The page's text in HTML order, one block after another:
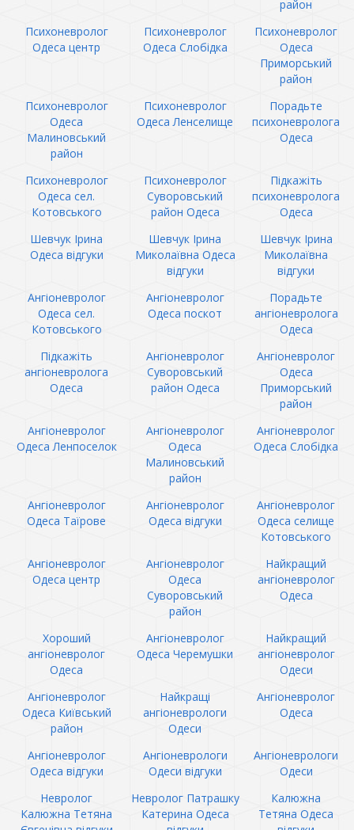
район
Психоневролог
Одеса центр
Психоневролог
Одеса Слобідка
Психоневролог
Одеса
Приморський
район
Психоневролог
Одеса
Малиновський
район
Психоневролог
Одеса Ленселище
Порадьте
психоневролога
Одеса
Психоневролог
Одеса сел.
Котовського
Психоневролог
Суворовський
район Одеса
Підкажіть
психоневролога
Одеса
Шевчук Ірина
Одеса відгуки
Шевчук Ірина
Миколаївна Одеса
відгуки
Шевчук Ірина
Миколаївна
відгуки
Ангіоневролог
Одеса сел.
Котовського
Ангіоневролог
Одеса поскот
Порадьте
ангіоневролога
Одеса
Підкажіть
ангіоневролога
Одеса
Ангіоневролог
Суворовський
район Одеса
Ангіоневролог
Одеса
Приморський
район
Ангіоневролог
Одеса Ленпоселок
Ангіоневролог
Одеса
Малиновський
район
Ангіоневролог
Одеса Слобідка
Ангіоневролог
Одеса Таїрове
Ангіоневролог
Одеса відгуки
Ангіоневролог
Одеса селище
Котовського
Ангіоневролог
Одеса центр
Ангіоневролог
Одеса
Суворовський
район
Найкращий
ангіоневролог
Одеса
Хороший
ангіоневролог
Одеса
Ангіоневролог
Одеса Черемушки
Найкращий
ангіоневролог
Одеси
Ангіоневролог
Одеса Київський
район
Найкращі
ангіоневрологи
Одеси
Ангіоневролог
Одеса
Ангіоневролог
Одеса відгуки
Ангіоневрологи
Одеси відгуки
Ангіоневрологи
Одеси
Невролог
Калюжна Тетяна
Невролог Патрашку
Катерина Одеса
Калюжна
Тетяна Одеса